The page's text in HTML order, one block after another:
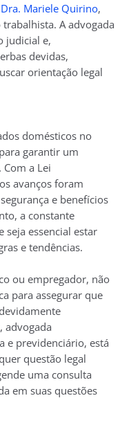
Dra. Mariele Quirino,
A advogada
judicial e,
devidas,
orientação legal
domésticos no
garantir um
a Lei
avanços foram
e benefícios
a constante
seja essencial estar
e tendências.
ou empregador, não
para assegurar que
, advogada
e previdenciário, está
questão legal
uma consulta
em suas questões